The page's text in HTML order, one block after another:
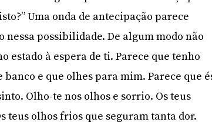
Uma onda de antecipação parece
nessa possibilidade. De algum modo não
estado à espera de ti. Parece que tenho
banco e que olhes para mim. Parece que
Olho-te nos olhos e sorrio. Os teus
teus olhos frios que seguram tanta dor.